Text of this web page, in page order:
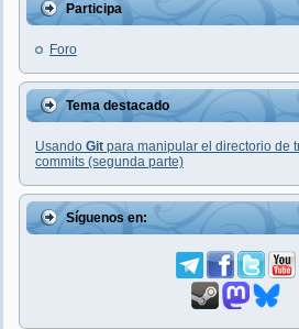
Participa
Foro
Tema destacado
Usando Git para manipular el directorio de
commits (segunda parte)
Síguenos en: